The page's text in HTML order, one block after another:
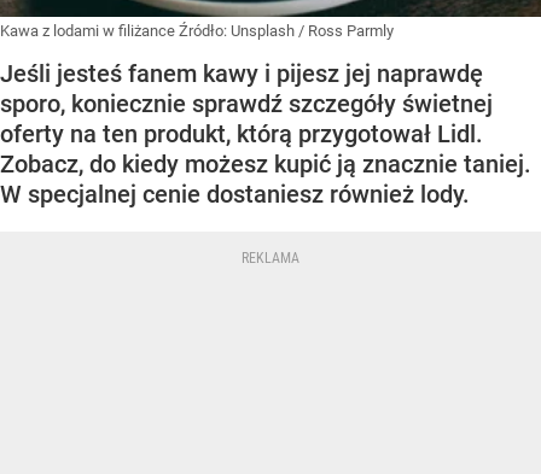
Kawa z lodami w filiżance Źródło: Unsplash / Ross Parmly
Jeśli jesteś fanem kawy i pijesz jej naprawdę
sporo, koniecznie sprawdź szczegóły świetnej
oferty na ten produkt, którą przygotował Lidl.
Zobacz, do kiedy możesz kupić ją znacznie taniej.
W specjalnej cenie dostaniesz również lody.